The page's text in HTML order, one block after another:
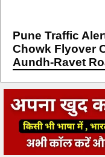
Pune Traffic
Chowk Flyover
Aundh-Ravet